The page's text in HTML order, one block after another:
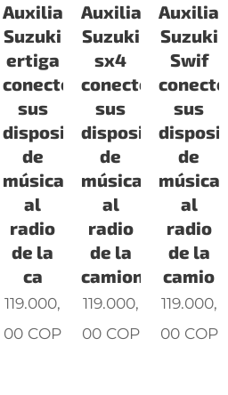
Auxiliar
Suzuki
ertiga
conecte
sus
dispositivos
de
música
al
radio
de la
ca
119.000,
00 COP
Auxiliar
Suzuki
sx4
conecte
sus
dispositivos
de
música
al
radio
de la
camionet
119.000,
00COP
Auxiliar
Suzuki
Swif
conecte
sus
de
música
al
radio
de la
camio
119.000,
00COP